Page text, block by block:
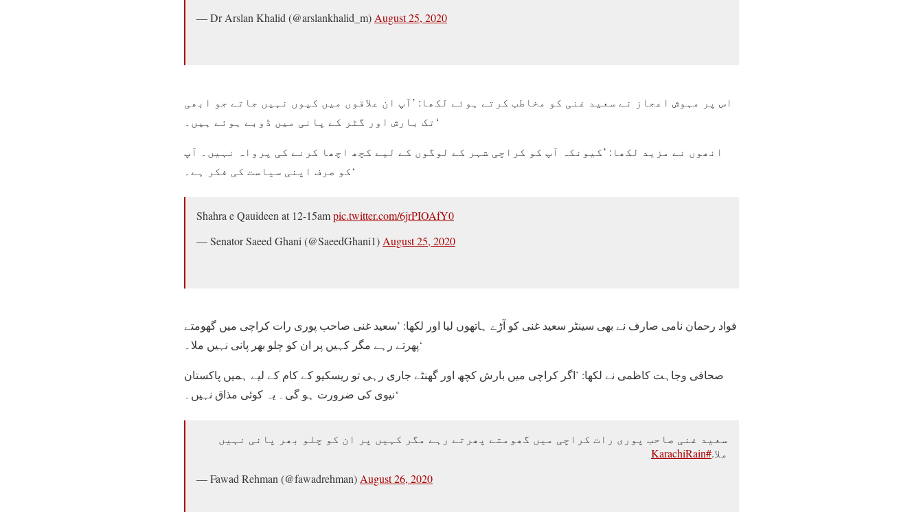
— Dr Arslan Khalid (@arslankhalid_m) August 25, 2020
اس پر مہوش اعجاز نے سعید غنی کو مخاطب کرتے ہوئے لکھا: ’آپ ان علاقوں میں کیوں نہیں جاتے جو ابھی
تک بارش اور گٹر کے پانی میں ڈوبے ہوئے ہیں۔‘
انھوں نے مزید لکھا: ’کیونکہ آپ کو کراچی شہر کے لوگوں کے لیے کچھ اچھا کرنے کی پرواہ نہیں۔ آپ
کو صرف اپنی سیاست کی فکر ہے۔‘
Shahra e Qauideen at 12-15ampic.twitter.com/6jrPIOAfY0
— Senator Saeed Ghani (@SaeedGhani1) August 25, 2020
فواد رحمان نامی صارف نے بھی سینٹر سعید غنی کو آڑے ہاتھوں لیا اور لکھا: ’سعید غنی صاحب پوری رات کراچی میں گھومتے
پھرتے رہے مگر کہیں پر ان کو چلو بھر پانی نہیں ملا۔‘
صحافی وجاہت کاظمی نے لکھا: ’اگر کراچی میں بارش کچھ اور گھنٹے جاری رہی تو ریسکیو کے کام کے لیے ہمیں پاکستان
نیوی کی ضرورت ہو گی۔ یہ کوئی مذاق نہیں۔‘
سعید غنی صاحب پوری رات کراچی میں گھومتے پھرتے رہے مگر کہیں پر ان کو چلو بھر پانی نہیں
ملا.#KarachiRain
— Fawad Rehman (@fawadrehman) August 26, 2020